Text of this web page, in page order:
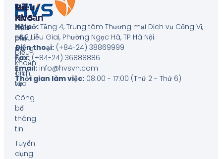
Hội sở:Tầng 4, Trung tâm Thương mại Dịch vụ Cống Vị,
số 2 Liễu Giai, Phường Ngọc Hà, TP Hà Nội.
Điện thoại:(+84-24) 38869999
Fax:(+84-24) 36888886
Email:info@hvsvn.com
Thời gian làm việc:08:00 - 17:00 (Thứ 2 - Thứ 6)
Về
HVS
Giới
thiệu
công
ty
Tin
tức
Công
bố
thông
tin
Tuyển
dụng
Điều
Khoản
Biểu
phí
Điều
khoản
dịch
vụ